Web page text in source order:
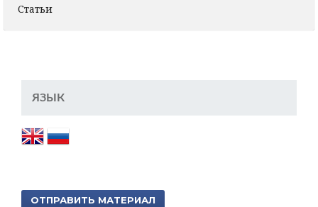
Статьи
ЯЗЫК
ОТПРАВИТЬ МАТЕРИАЛ